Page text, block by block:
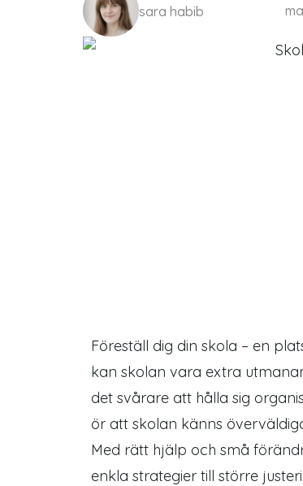
sara habib
Föreställ dig din skola – en
kan skolan vara extra
det svårare att hålla sig
ör att skolan känns
Med rätt hjälp och små
enkla strategier till större